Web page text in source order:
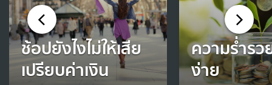
ช้อปยังไงไม่ให้เสีย
เปรียบค่าเงิน
ความร่ำรว
ง่าย